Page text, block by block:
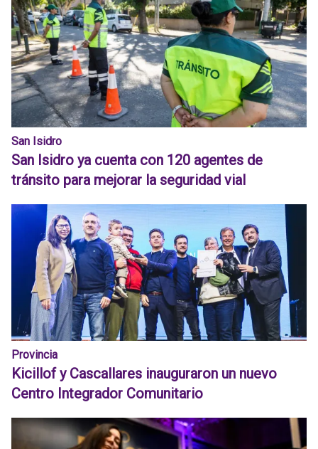
San Isidro
San Isidro ya cuenta con 120 agentes de
tránsito para mejorar la seguridad vial
Provincia
Kicillof y Cascallares inauguraron un nuevo
Centro Integrador Comunitario